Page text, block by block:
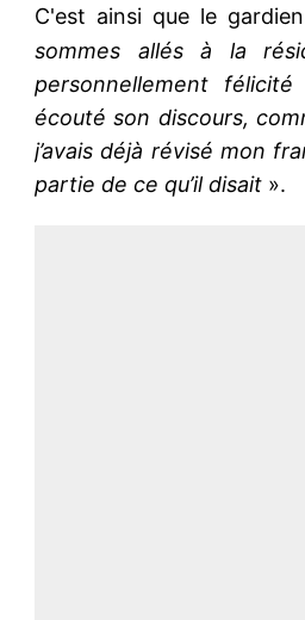
C'est ainsi que le
sommes allés à la
personnellement
écouté son discours,
j’avais déjà révisé mon
partie de ce qu’il disait ».